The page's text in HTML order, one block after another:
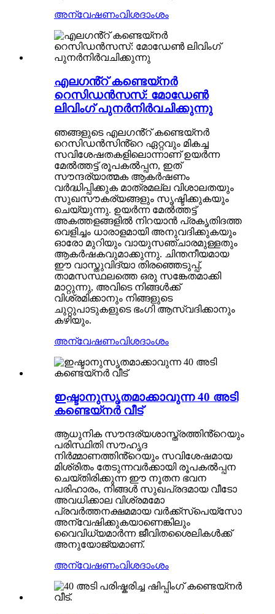
അന്വേഷണംവിശദാംശം
എലഗൻ്റ് കണ്ടെയ്‌നർ
റെസിഡൻസസ്: മോഡേൺ
ലിവിംഗ് പുനർനിർവചിക്കുന്നു
ഞങ്ങളുടെ എലഗൻ്റ് കണ്ടെയ്‌നർ
റെസിഡൻസിൻ്റെ ഏറ്റവും മികച്ച
സവിശേഷതകളിലൊന്നാണ് ഉയർന്ന
മേൽത്തട്ട് രൂപകൽപ്പന, ഇത്
സൗന്ദര്യാത്മക ആകർഷണം
വർദ്ധിപ്പിക്കുക മാത്രമല്ല വിശാലതയും
സുഖസൗകര്യങ്ങളും സൃഷ്ടിക്കുകയും
ചെയ്യുന്നു. ഉയർന്ന മേൽത്തട്ട്
അകത്തളങ്ങളിൽ നിറയാൻ പ്രകൃതിദത്ത
വെളിച്ചം ധാരാളമായി അനുവദിക്കുകയും
ഓരോ മുറിയും വായുസഞ്ചാരമുള്ളതും
ആകർഷകവുമാക്കുന്നു. ചിന്തനീയമായ
ഈ വാസ്തുവിദ്യാ തിരഞ്ഞെടുപ്പ്,
താമസസ്ഥലത്തെ ഒരു സങ്കേതമാക്കി
മാറ്റുന്നു, അവിടെ നിങ്ങൾക്ക്
വിശ്രമിക്കാനും നിങ്ങളുടെ
ചുറ്റുപാടുകളുടെ ഭംഗി ആസ്വദിക്കാനും
കഴിയും.
അന്വേഷണംവിശദാംശം
ഇഷ്ടാനുസൃതമാക്കാവുന്ന 40 അടി
കണ്ടെയ്നർ വീട്
ആധുനിക സൗന്ദര്യശാസ്ത്രത്തിൻ്റെയും
പരിസ്ഥിതി സൗഹൃദ
നിർമ്മാണത്തിൻ്റെയും സവിശേഷമായ
മിശ്രിതം തേടുന്നവർക്കായി രൂപകൽപ്പന
ചെയ്‌തിരിക്കുന്ന ഈ നൂതന ഭവന
പരിഹാരം, നിങ്ങൾ സുഖപ്രദമായ വീടോ
അവധിക്കാല വിശ്രമമോ
പ്രവർത്തനക്ഷമമായ വർക്ക്‌സ്‌പെയ്‌സോ
അന്വേഷിക്കുകയാണെങ്കിലും
വൈവിധ്യമാർന്ന ജീവിതശൈലികൾക്ക്
അനുയോജ്യമാണ്.
അന്വേഷണംവിശദാംശം